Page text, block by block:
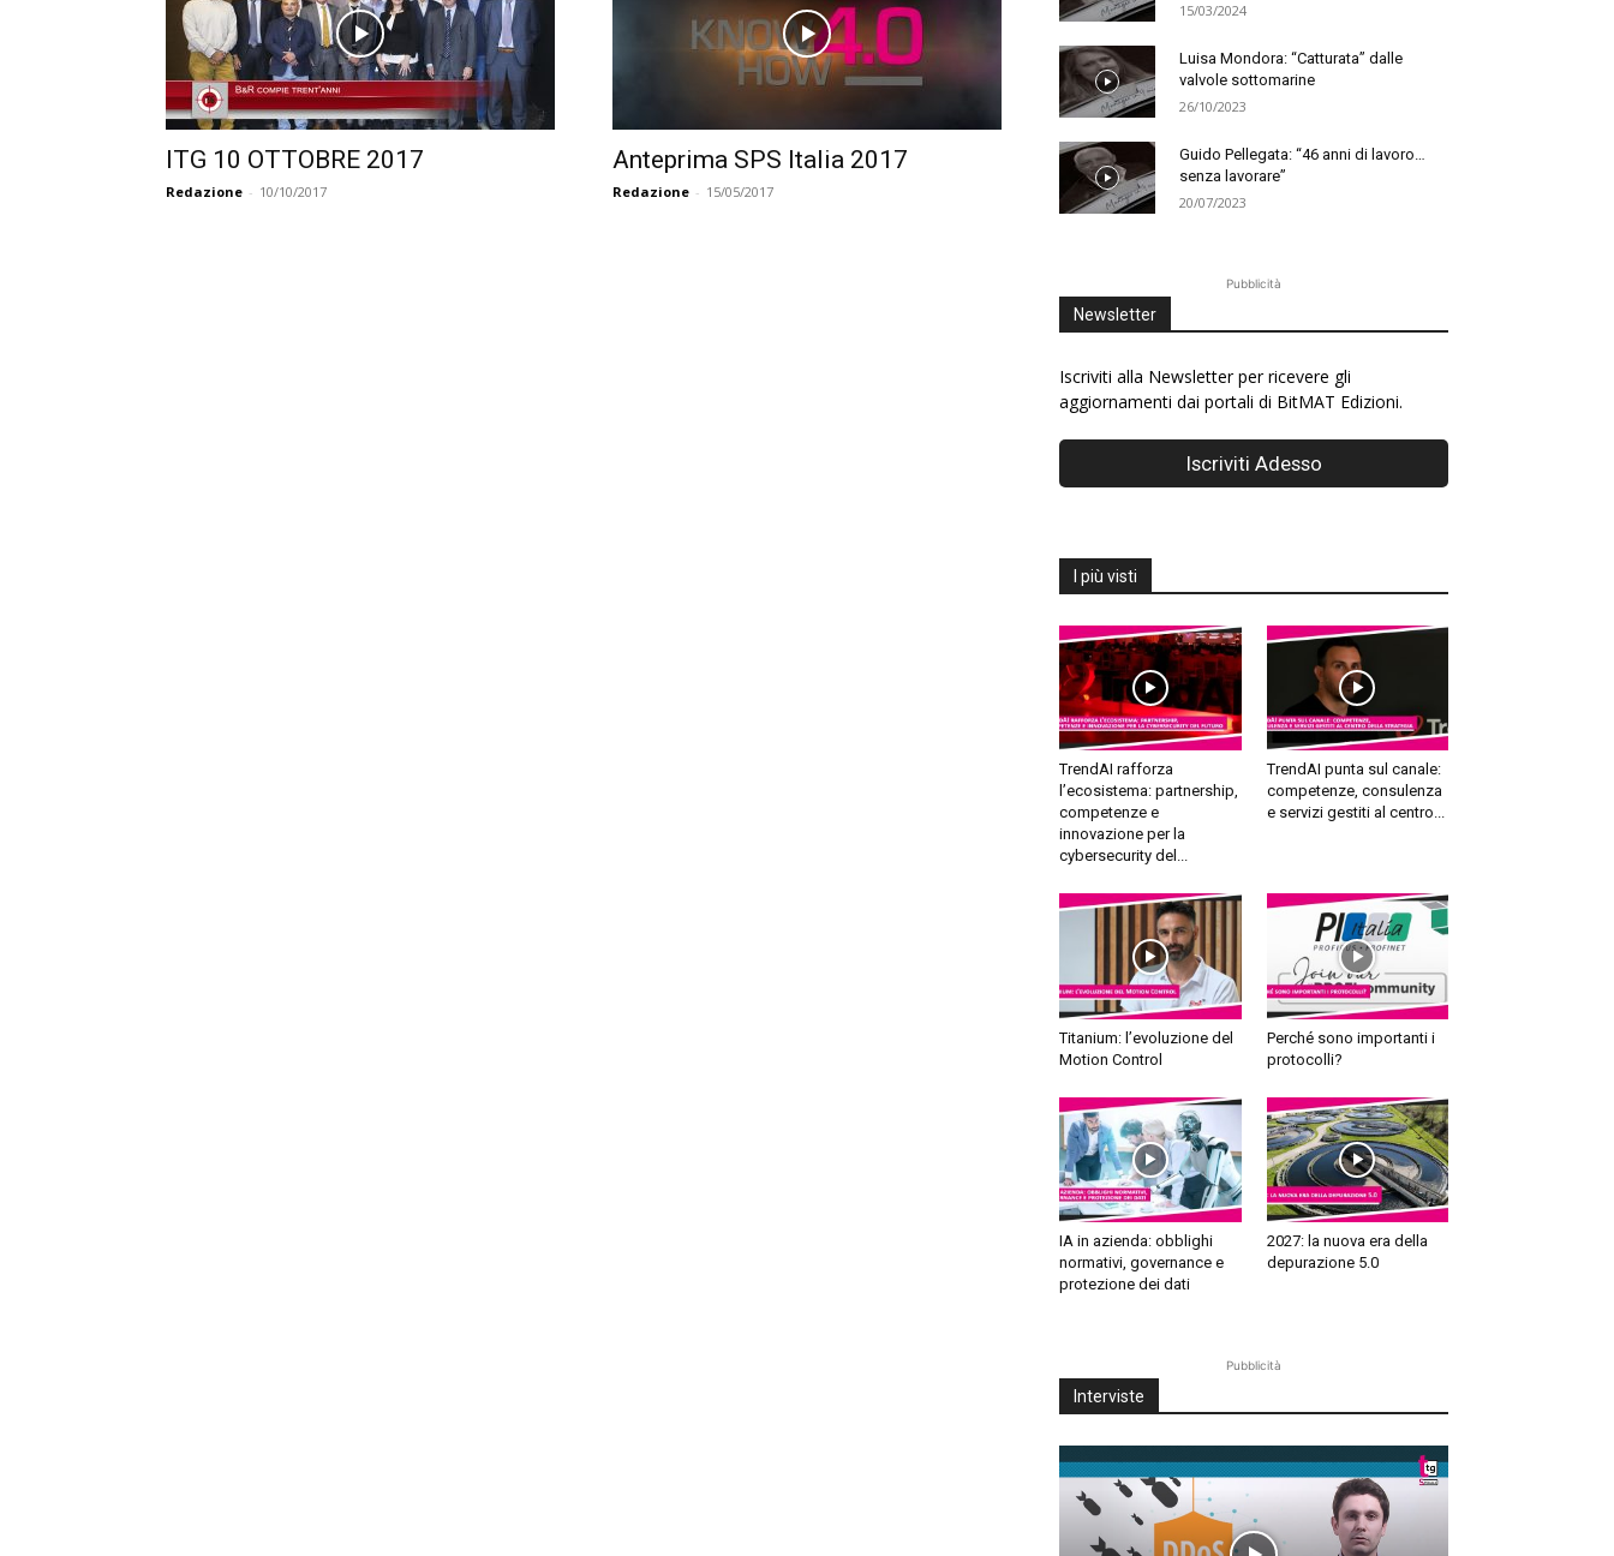
ITG 10 OTTOBRE 2017
Redazione - 10/10/2017
Anteprima SPS Italia 2017
Redazione - 15/05/2017
15/03/2024
Luisa Mondora: “Catturata” dalle
valvole sottomarine
26/10/2023
Guido Pellegata: “46 anni di lavoro…
senza lavorare”
20/07/2023
Pubblicità
Newsletter
Iscriviti alla Newsletter per ricevere gli
aggiornamenti dai portali di BitMAT Edizioni.
I più visti
TrendAI rafforza
l’ecosistema: partnership,
competenze e
innovazione per la
cybersecurity del...
TrendAI punta sul canale:
competenze, consulenza
e servizi gestiti al centro...
Titanium: l’evoluzione del
Motion Control
Perché sono importanti i
protocolli?
IA in azienda: obblighi
normativi, governance e
protezione dei dati
2027: la nuova era della
depurazione 5.0
Pubblicità
Interviste